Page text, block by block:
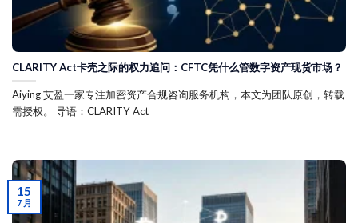
CLARITY Act卡壳之际的权力追问：CFTC凭什么管数字资产现货市场？
Aiying 艾盈一家专注加密资产合规咨询服务机构，本文为团队原创，转载
需授权。 导语：CLARITY Act
15
7 月